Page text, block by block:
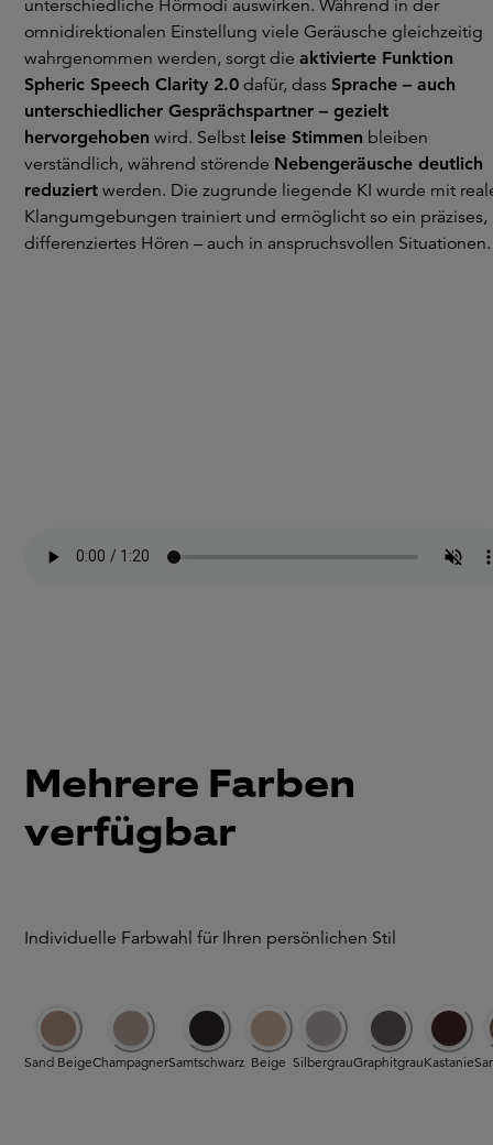
unterschiedliche Hörmodi auswirken. Während in der
omnidirektionalen Einstellung viele Geräusche gleichzeitig
wahrgenommen werden, sorgt die aktivierte Funktion
Spheric Speech Clarity 2.0 dafür, dass Sprache – auch
unterschiedlicher Gesprächspartner – gezielt
hervorgehoben wird. Selbst leise Stimmen bleiben
verständlich, während störende Nebengeräusche deutlich
reduziert werden. Die zugrunde liegende KI wurde mit
Klangumgebungen trainiert und ermöglicht so ein präzises,
differenziertes Hören – auch in anspruchsvollen Situationen.
Mehrere Farben
verfügbar
Individuelle Farbwahl für Ihren persönlichen Stil
Sand BeigeChampagnerSamtschwarz Beige SilbergrauGraphitgrauKastanie